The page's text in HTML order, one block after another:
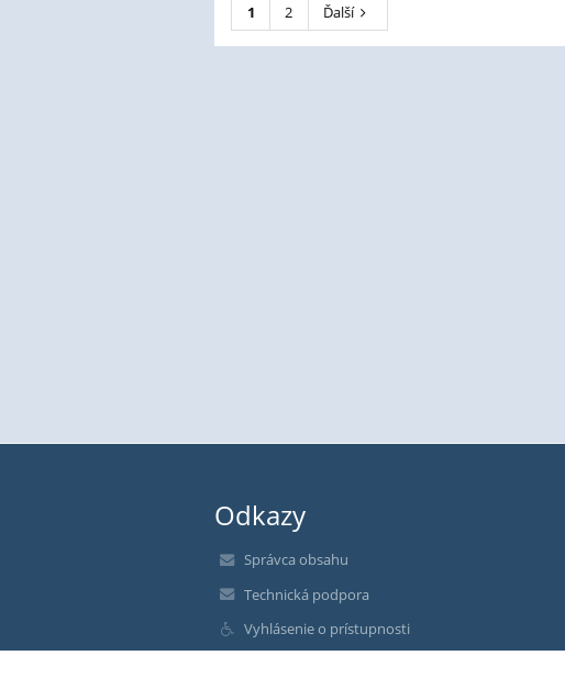
1 2 Ďalší
Odkazy
Správca obsahu
Technická podpora
Vyhlásenie o prístupnosti